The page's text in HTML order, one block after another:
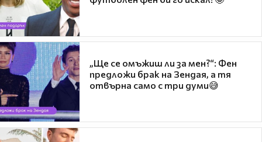
„Ще се омъжиш ли за мен?“: Фен
предложи брак на Зендая, а тя
отвърна само с три думи😅